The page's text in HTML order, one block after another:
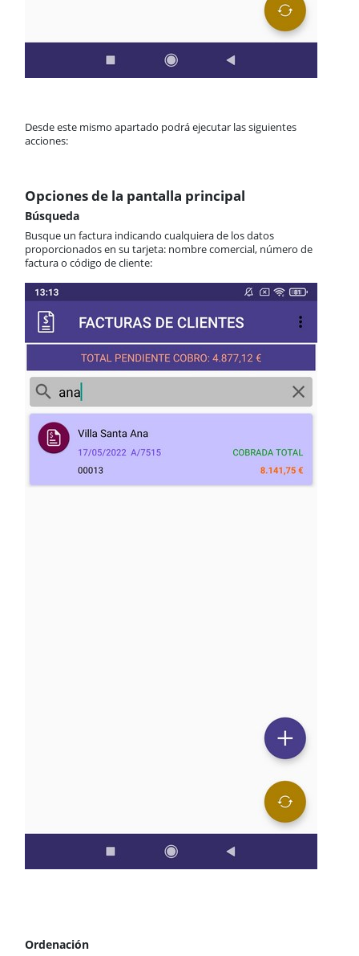
Desde este mismo apartado podrá ejecutar las siguientes
acciones:
Opciones de la pantalla principal
Búsqueda
Busque un factura indicando cualquiera de los datos
proporcionados en su tarjeta: nombre comercial, número de
factura o código de cliente:
Ordenación